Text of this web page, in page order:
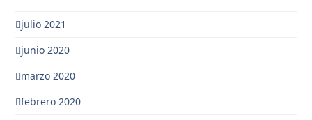
julio 2021
junio 2020
marzo 2020
febrero 2020